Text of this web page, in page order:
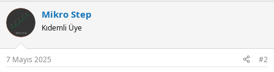
y
Mikro Step
Kıdemli Üye
7 Mayıs 2025 #2